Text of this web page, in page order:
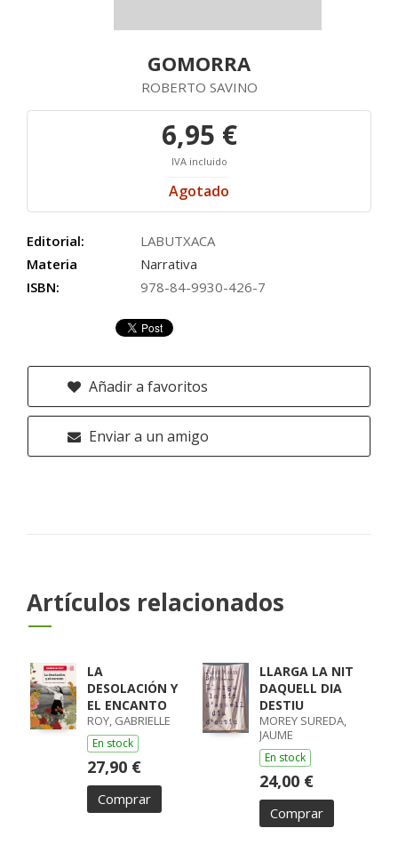
GOMORRA
ROBERTO SAVINO
6,95 €
IVA incluido
Agotado
Editorial:
LABUTXACA
Materia
Narrativa
ISBN:
978-84-9930-426-7
Añadir a favoritos
Enviar a un amigo
Artículos relacionados
LA
DESOLACIÓN Y
EL ENCANTO
ROY, GABRIELLE
En stock
27,90 €
Comprar
LLARGA LA NIT
DAQUELL DIA
DESTIU
MOREY SUREDA,
JAUME
En stock
24,00 €
Comprar